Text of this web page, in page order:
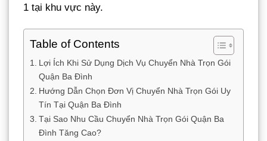
1 tại khu vực này.
Table of Contents
Lợi Ích Khi Sử Dụng Dịch Vụ Chuyển Nhà Trọn Gói
Quận Ba Đình
Hướng Dẫn Chọn Đơn Vị Chuyển Nhà Trọn Gói Uy
Tín Tại Quận Ba Đình
Tại Sao Nhu Cầu Chuyển Nhà Trọn Gói Quận Ba
Đình Tăng Cao?